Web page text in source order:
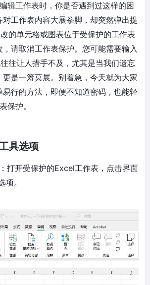
辑工作表时，你是否遇到过这样的困
工作表内容大展拳脚，却突然弹出提
的单元格或图表位于受保护的工作表
请取消工作表保护。您可能需要输入
往让人措手不及，尤其是当我们遗忘
更是一筹莫展。别着急，今天就为大家
行的方法，即便不知道密码，也能轻
保护。
具选项
：打开受保护的Excel工作表，点击界面
项。